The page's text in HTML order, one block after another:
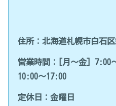
住所：北海道札幌市白石
営業時間：[月～金] 7:00
10:00～17:00
定休日：金曜日